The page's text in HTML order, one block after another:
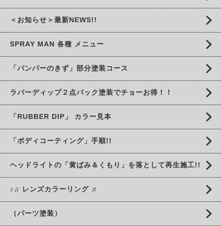
＜お知らせ＞最新NEWS!!
SPRAY MAN 各種 メニュー
「バンパーのきず」部分塗装コース
ラバーディップ２点パック塗装でチョーお得！！
「RUBBER DIP」 カラー見本
「ボディコーティング」手順!!
ヘッドライトの「黄ばみ＆くもり」を落として再生施工!!
♪♫ レンズカラーリング ♬
（パーツ塗装）